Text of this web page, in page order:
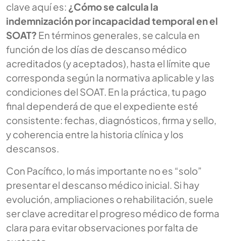
clave aquí es: ¿Cómo se calcula la
indemnización por incapacidad temporal en el
SOAT? En términos generales, se calcula en
función de los días de descanso médico
acreditados (y aceptados), hasta el límite que
corresponda según la normativa aplicable y las
condiciones del SOAT. En la práctica, tu pago
final dependerá de que el expediente esté
consistente: fechas, diagnósticos, firma y sello,
y coherencia entre la historia clínica y los
descansos.
Con Pacífico, lo más importante no es “solo”
presentar el descanso médico inicial. Si hay
evolución, ampliaciones o rehabilitación, suele
ser clave acreditar el progreso médico de forma
clara para evitar observaciones por falta de